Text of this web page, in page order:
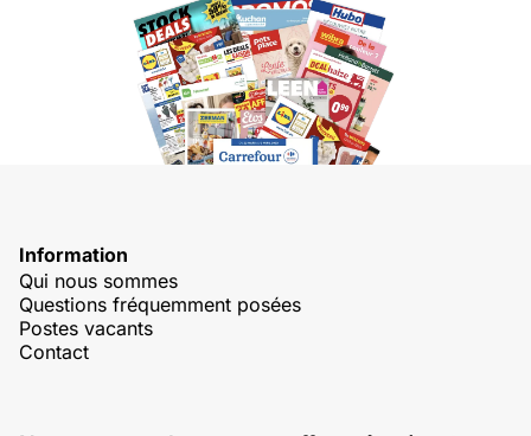
Information
Qui nous sommes
Questions fréquemment posées
Postes vacants
Contact